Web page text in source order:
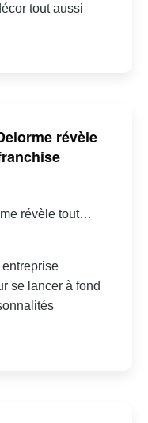
tout aussi
révèle
révèle tout…
se lancer à fond